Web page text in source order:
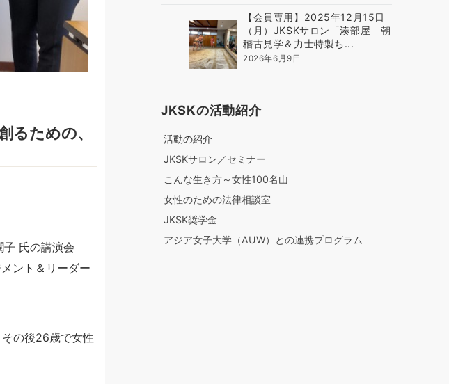
るための、
氏の講演会
ント＆リーダー
の後26歳で女性
【会員専用】2025年12月15日
（月）JKSKサロン「湊部屋 朝
稽古見学＆力士特製ち...
2026年6月9日
JKSKの活動紹介
活動の紹介
JKSKサロン／セミナー
こんな生き方～女性100名山
女性のための法律相談室
JKSK奨学金
アジア女子大学（AUW）との連携プログラム